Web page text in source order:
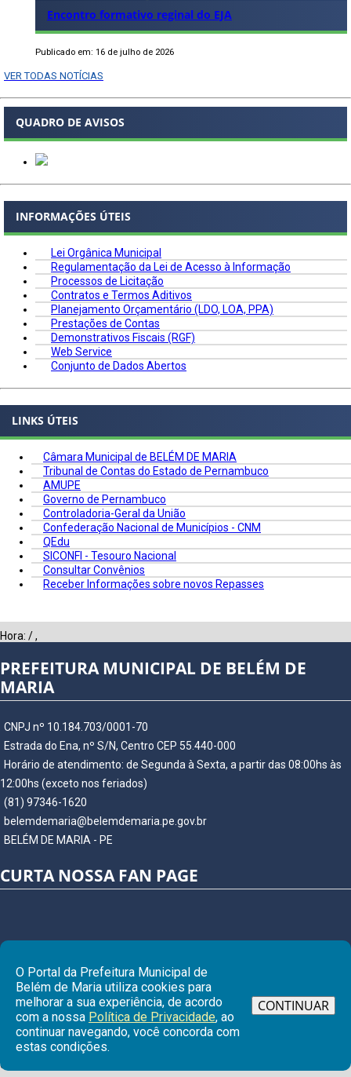
Encontro formativo reginal do EJA
Publicado em: 16 de julho de 2026
VER TODAS NOTÍCIAS
QUADRO DE AVISOS
INFORMAÇÕES ÚTEIS
Lei Orgânica Municipal
Regulamentação da Lei de Acesso à Informação
Processos de Licitação
Contratos e Termos Aditivos
Planejamento Orçamentário (LDO, LOA, PPA)
Prestações de Contas
Demonstrativos Fiscais (RGF)
Web Service
Conjunto de Dados Abertos
LINKS ÚTEIS
Câmara Municipal de BELÉM DE MARIA
Tribunal de Contas do Estado de Pernambuco
AMUPE
Governo de Pernambuco
Controladoria-Geral da União
Confederação Nacional de Municípios - CNM
QEdu
SICONFI - Tesouro Nacional
Consultar Convênios
Receber Informações sobre novos Repasses
Hora: /,
PREFEITURA MUNICIPAL DE BELÉM DE
MARIA
CNPJ nº 10.184.703/0001-70
Estrada do Ena, nº S/N, Centro CEP 55.440-000
Horário de atendimento: de Segunda à Sexta, a partir das 08:00hs às
12:00hs (exceto nos feriados)
(81) 97346-1620
belemdemaria@belemdemaria.pe.gov.br
BELÉM DE MARIA - PE
CURTA NOSSA FAN PAGE
© Copyright 2026 Prefeitura Municipal de BELÉM DE MARIA | Todos os
direitos reservados
O Portal da Prefeitura Municipal de
Belém de Maria utiliza cookies para
melhorar a sua experiência, de acordo
com a nossa Política de Privacidade, ao
continuar navegando, você concorda com
estas condições.
CONTINUAR